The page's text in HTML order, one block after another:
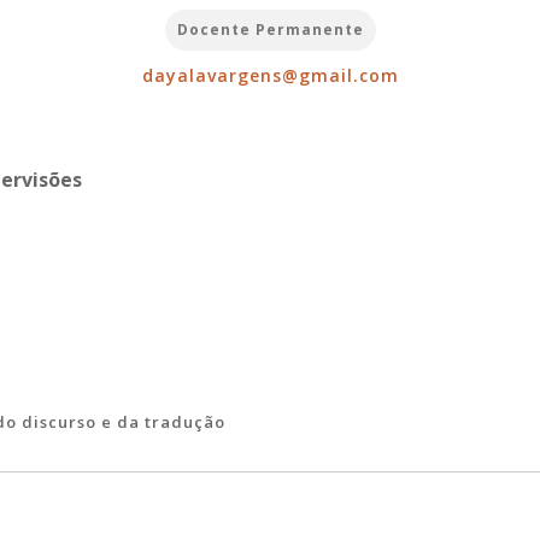
Docente Permanente
dayalavargens@gmail.com
discurso e da tradução